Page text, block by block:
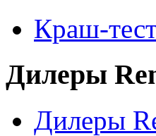
Краш-
Дилеры
Дилеры